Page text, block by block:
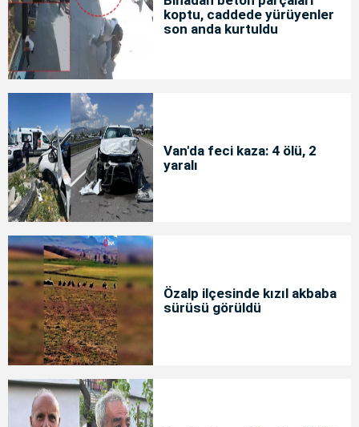
koptu, caddede yürüyenler
son anda kurtuldu
Van'da feci kaza: 4 ölü, 2
yaralı
Özalp ilçesinde kızıl akbaba
sürüsü görüldü